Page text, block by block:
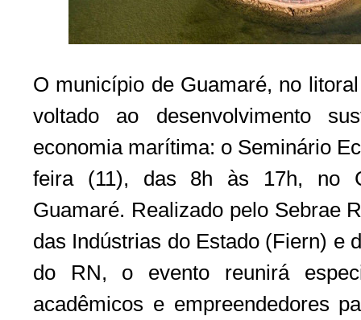
O município de Guamaré, no
voltado ao desenvolvimento
economia marítima: o Seminário
feira (11), das 8h às 17h, no
Guamaré. Realizado pelo Sebrae
das Indústrias do Estado (Fiern) e
do RN, o evento reunirá
acadêmicos e empreendedores